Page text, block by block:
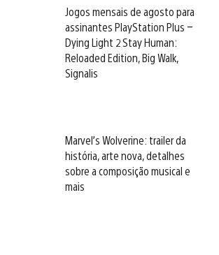
Jogos mensais de agosto para
assinantes PlayStation Plus –
Dying Light 2 Stay Human:
Reloaded Edition, Big Walk,
Signalis
Marvel’s Wolverine: trailer da
história, arte nova, detalhes
sobre a composição musical e
mais